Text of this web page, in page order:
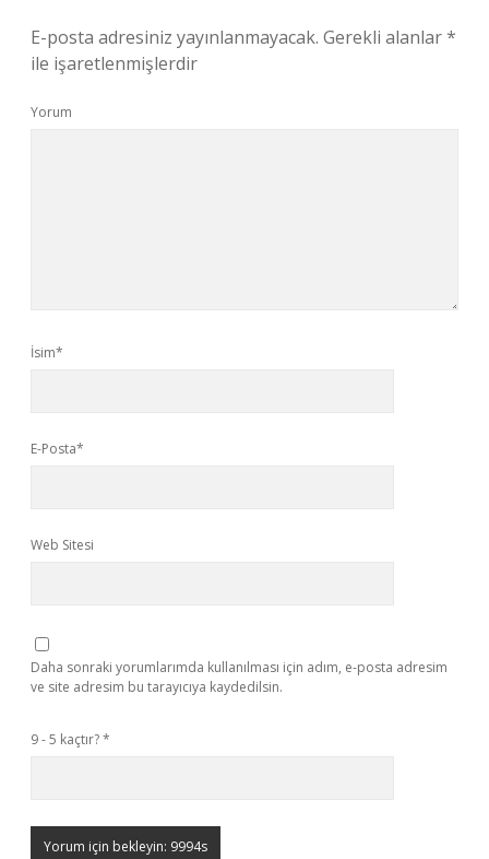
E-posta adresiniz yayınlanmayacak. Gerekli alanlar*
ile işaretlenmişlerdir
Yorum
İsim*
E-Posta*
Web Sitesi
Daha sonraki yorumlarımda kullanılması için adım, e-posta adresim
ve site adresim bu tarayıcıya kaydedilsin.
9 - 5 kaçtır?*